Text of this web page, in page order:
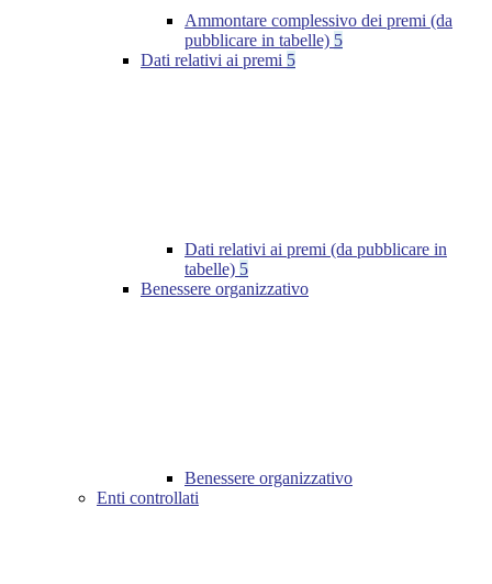
Ammontare complessivo dei premi (da
pubblicare in tabelle) 5
Dati relativi ai premi 5
Dati relativi ai premi (da pubblicare in
tabelle) 5
Benessere organizzativo
Benessere organizzativo
Enti controllati